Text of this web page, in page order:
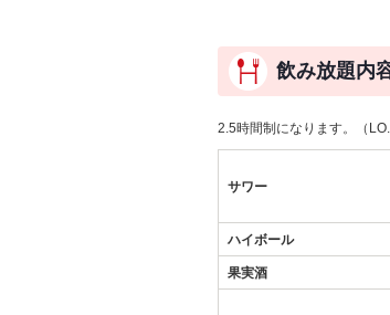
飲み放題内
2.5時間制になります。（
サワー
ハイボール
果実酒